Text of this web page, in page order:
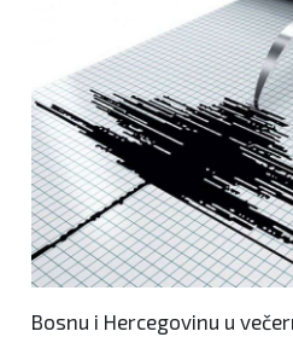
Bosnu i Hercegovinu u